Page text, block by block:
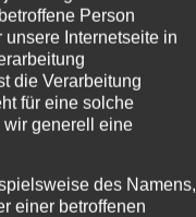
Person
Internetseite in
die Verarbeitung
für eine solche
generell eine
des Namens,
einer betroffenen